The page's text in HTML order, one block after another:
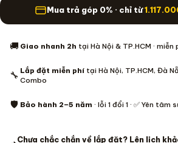
Mua trả góp 0% · chỉ từ
🚚 Giao nhanh 2h tại Hà Nội & TP.HCM ·
🔧 Lắp đặt miễn phí tại Hà Nội, TP.HCM, Đà
Combo
🛡️ Bảo hành 2–5 năm · lỗi 1 đổi 1 · ✅ Yên tâm
Chưa chắc chắn về lắp đặt? Lên lịch